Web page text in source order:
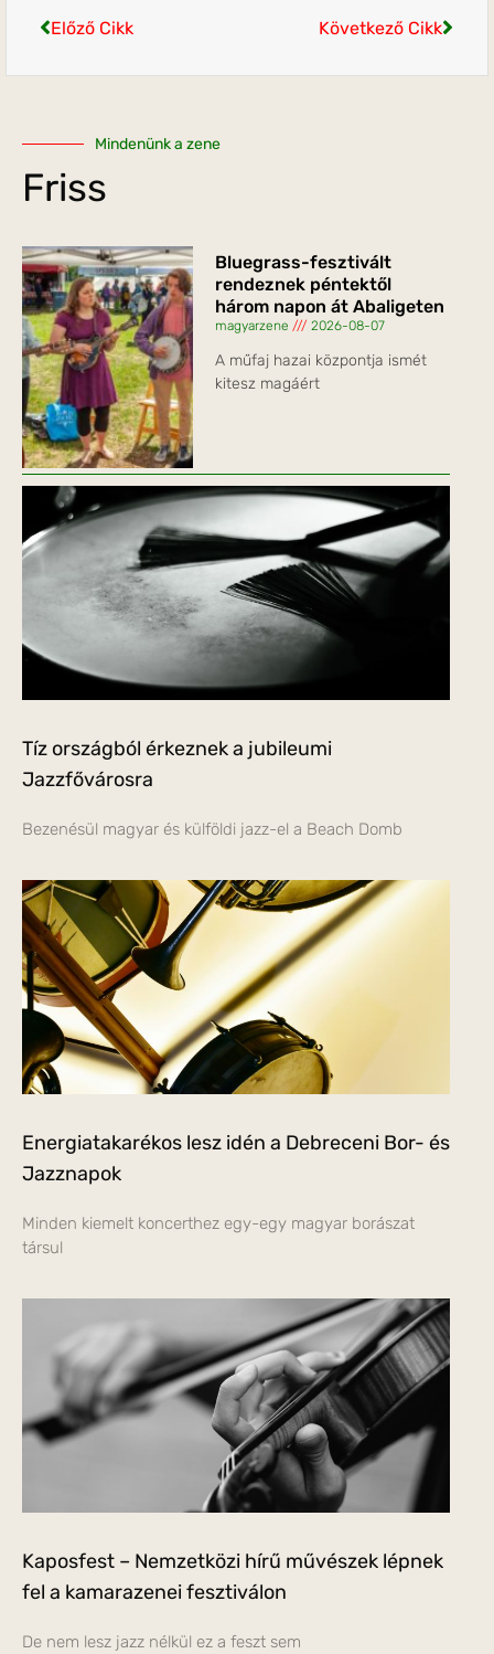
Előző Cikk Következő Cikk
Mindenünk a zene
Friss
Bluegrass-fesztivált
rendeznek péntektől
három napon át Abaligeten
magyarzene 2026-08-07
A műfaj hazai központja ismét
kitesz magáért
Tíz országból érkeznek a jubileumi
Jazzfővárosra
Bezenésül magyar és külföldi jazz-el a Beach Domb
Energiatakarékos lesz idén a Debreceni Bor- és
Jazznapok
Minden kiemelt koncerthez egy-egy magyar borászat
társul
Kaposfest – Nemzetközi hírű művészek lépnek
fel a kamarazenei fesztiválon
De nem lesz jazz nélkül ez a feszt sem